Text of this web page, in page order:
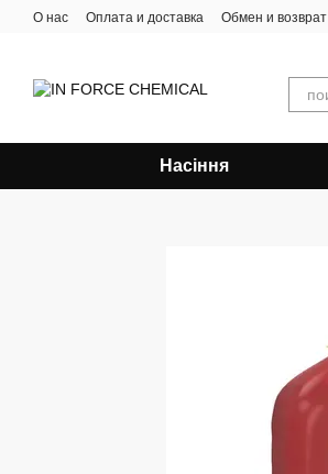
Перейти к основному контенту
О нас Оплата и доставка Обмен и возврат
Насіння